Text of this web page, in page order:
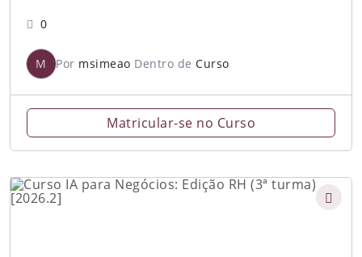
0
M Por msimeao Dentro de Curso
Matricular-se no Curso